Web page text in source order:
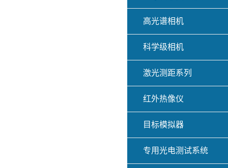
高光谱相机
科学级相机
激光测距系列
红外热像仪
目标模拟器
专用光电测试系统